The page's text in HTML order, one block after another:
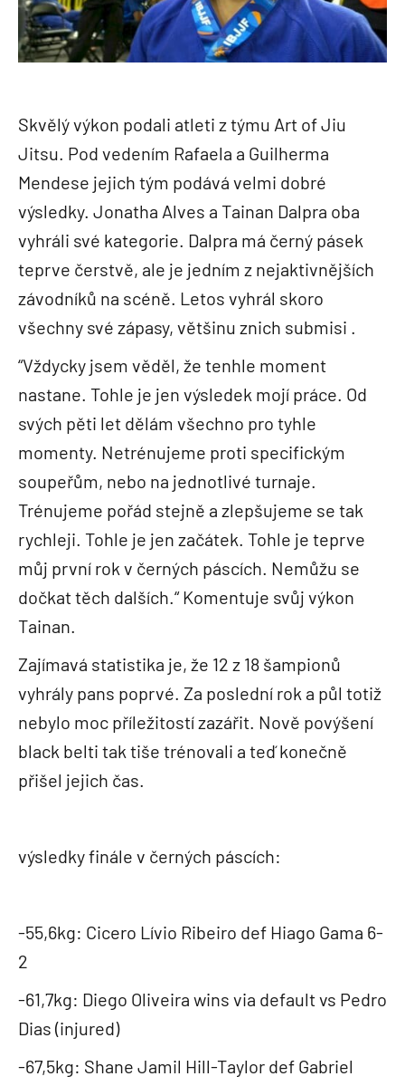
Skvělý výkon podali atleti z týmu Art of Jiu
Jitsu. Pod vedením Rafaela a Guilherma
Mendese jejich tým podává velmi dobré
výsledky. Jonatha Alves a Tainan Dalpra oba
vyhráli své kategorie. Dalpra má černý pásek
teprve čerstvě, ale je jedním z nejaktivnějších
závodníků na scéně. Letos vyhrál skoro
všechny své zápasy, většinu znich submisi .
“Vždycky jsem věděl, že tenhle moment
nastane. Tohle je jen výsledek mojí práce. Od
svých pěti let dělám všechno pro tyhle
momenty. Netrénujeme proti specifickým
soupeřům, nebo na jednotlivé turnaje.
Trénujeme pořád stejně a zlepšujeme se tak
rychleji. Tohle je jen začátek. Tohle je teprve
můj první rok v černých páscích. Nemůžu se
dočkat těch dalších.“ Komentuje svůj výkon
Tainan.
Zajímavá statistika je, že 12 z 18 šampionů
vyhrály pans poprvé. Za poslední rok a půl totiž
nebylo moc příležitostí zazářit. Nově povýšení
black belti tak tiše trénovali a teď konečně
přišel jejich čas.
výsledky finále v černých páscích:
-55,6kg: Cicero Lívio Ribeiro def Hiago Gama 6-
2
-61,7kg: Diego Oliveira wins via default vs Pedro
Dias (injured)
-67,5kg: Shane Jamil Hill-Taylor def Gabriel